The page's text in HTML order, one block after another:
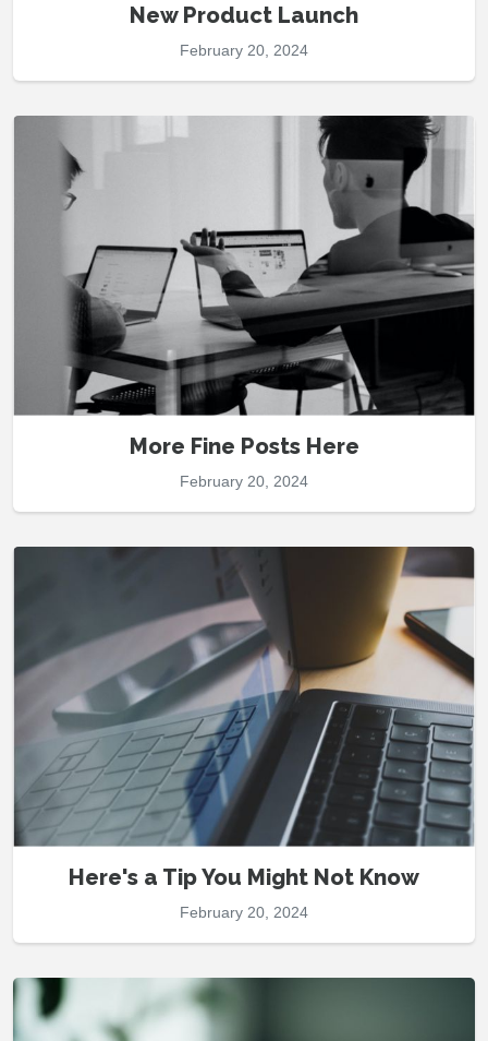
New Product Launch
February 20, 2024
More Fine Posts Here
February 20, 2024
Here's a Tip You Might Not Know
February 20, 2024